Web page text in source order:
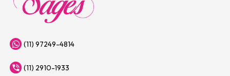
(11) 97249-4814
(11) 2910-1933